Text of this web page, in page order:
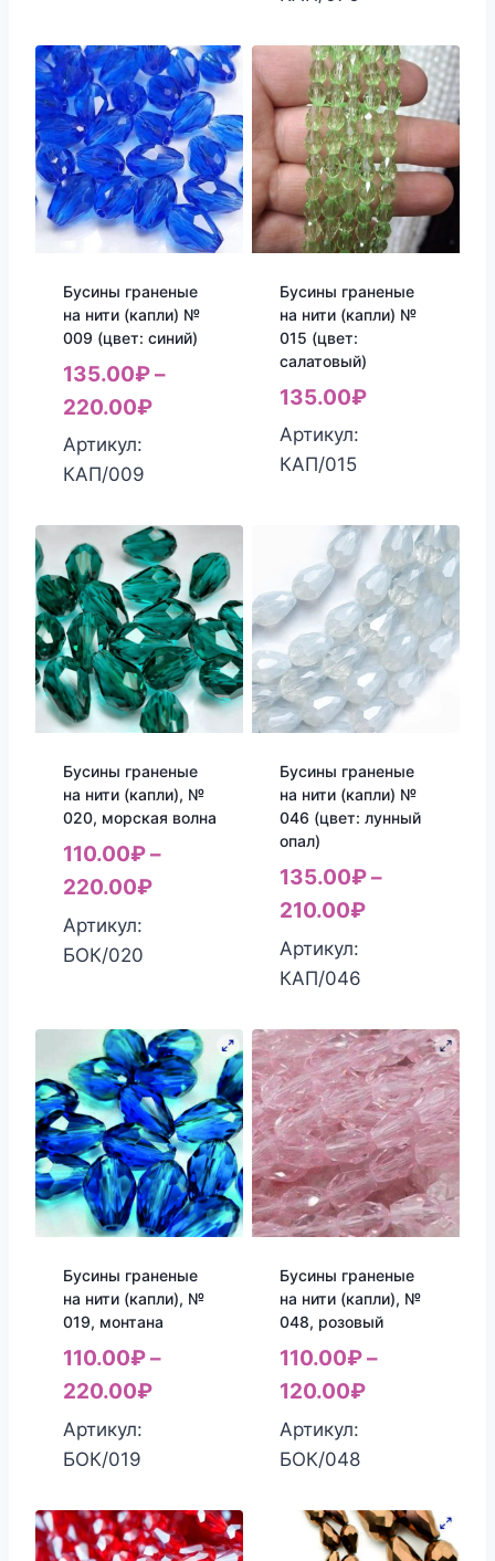
Бусины граненые
на нити (капли) №
009 (цвет: синий)
135.00₽–
220.00₽
Артикул:
КАП/009
Бусины граненые
на нити (капли) №
015 (цвет:
салатовый)
135.00₽
Артикул:
КАП/015
Бусины граненые
на нити (капли), №
020, морская волна
110.00₽–
220.00₽
Артикул:
БОК/020
Бусины граненые
на нити (капли) №
046 (цвет: лунный
опал)
135.00₽–
210.00₽
Артикул:
КАП/046
Бусины граненые
на нити (капли), №
019, монтана
110.00₽–
220.00₽
Артикул:
БОК/019
Бусины граненые
на нити (капли), №
048, розовый
110.00₽–
120.00₽
Артикул:
БОК/048